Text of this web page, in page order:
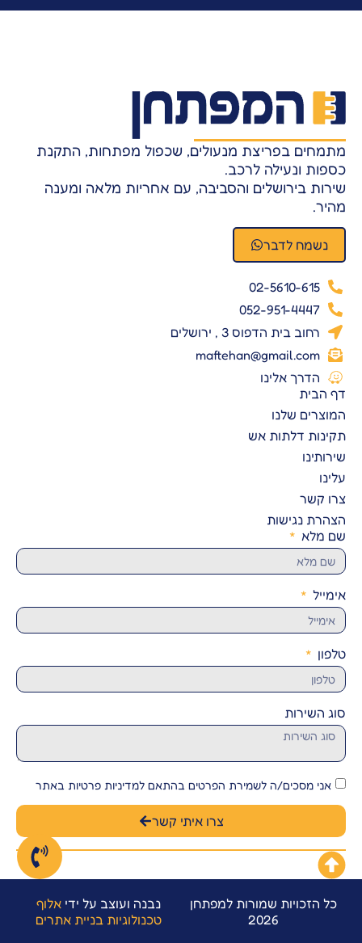
מתמחים בפריצת מנעולים, שכפול מפתחות, התקנת
כספות ונעילה לרכב.
שירות בירושלים והסביבה, עם אחריות מלאה ומענה
מהיר.
נשמח לדבר
02-5610-615
052-951-4447
רחוב בית הדפוס 3 , ירושלים
maftehan@gmail.com
הדרך אלינו
דף הבית
המוצרים שלנו
תקינות דלתות אש
שירותינו
עלינו
צרו קשר
הצהרת נגישות
שם מלא
אימייל
טלפון
סוג השירות
אני מסכים/ה לשמירת הפרטים בהתאם למדיניות פרטיות באתר
צרו איתי קשר
כל הזכויות שמורות למפתחן
2026
נבנה ועוצב על ידי אלוף
טכנולוגיות בניית אתרים